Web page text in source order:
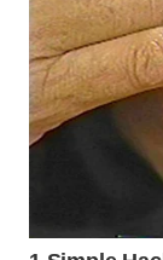
WN
BINJAI
WN
CIREBON